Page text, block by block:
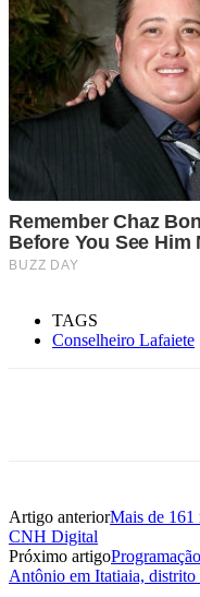
TAGS
Conselheiro Lafaiete
Artigo anteriorMais de 161
CNH Digital
Próximo artigo
Antônio em Itatiaia,